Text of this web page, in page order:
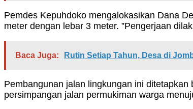
Pemdes Kepuhdoko mengalokasikan Dana
meter dengan lebar 3 meter. ”Pengerjaan
Baca Juga: Rutin Setiap Tahun, Desa di
Pembangunan jalan lingkungan ini
persimpangan jalan permukiman warga